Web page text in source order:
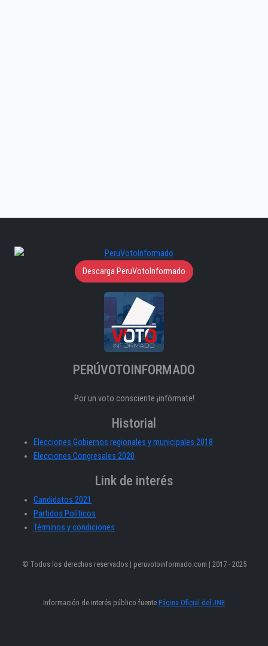
Descarga PeruVotoInformado
PERÚVOTOINFORMADO
Por un voto consciente ¡infórmate!
Historial
Elecciones Gobiernos regionales y municipales 2018
Elecciones Congresales 2020
Link de interés
Candidatos 2021
Partidos Políticos
Términos y condiciones
© Todos los derechos reservados | peruvotoinformado.com | 2017 - 2025
Información de interés público fuente Página Oficial del JNE